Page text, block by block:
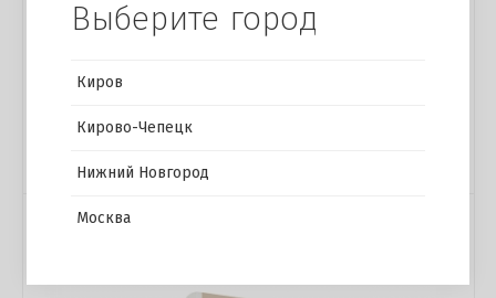
Выберите город
Киров
Кирово-Чепецк
Нижний Новгород
Москва